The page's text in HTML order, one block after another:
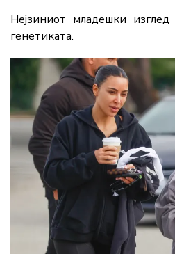
Нејзиниот младешки
генетиката.